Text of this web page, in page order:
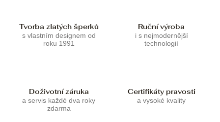
Tvorba zlatých šperků
s vlastním designem od
roku 1991
Ruční výroba
i s nejmodernější
technologií
Doživotní záruka
a servis každé dva roky
zdarma
Certifikáty pravosti
a vysoké kvality